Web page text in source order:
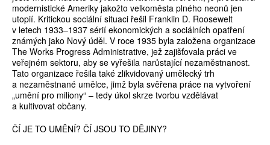
modernistické Ameriky jakožto velkoměsta plného neonů jen
utopií. Kritickou sociální situaci řešil Franklin D. Roosewelt
v letech ­1933–1937 sérií ekonomických a sociálních opatření
známých jako Nový úděl. V roce 1935 byla založena organizace
The Works Progress Administrative, jež zajišťovala práci ve
veřejném sektoru, aby se vyřešila narůstající nezaměstnanost.
Tato organizace řešila také zlikvidovaný umělecký trh
a nezaměstnané umělce, jimž byla svěřena práce na vytvoření
„umění pro miliony“ – tedy úkol skrze tvorbu vzdělávat
a kultivovat občany.
ČÍ JE TO UMĚNÍ? ČÍ JSOU TO DĚJINY?